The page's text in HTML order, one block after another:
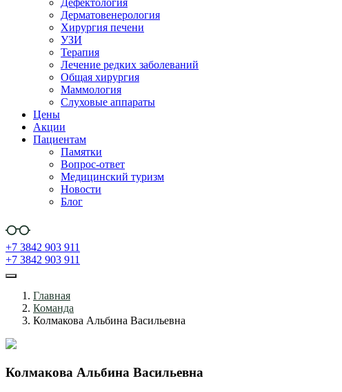
Дефектология
Дерматовенерология
Хирургия печени
УЗИ
Терапия
Лечение редких заболеваний
Общая хирургия
Маммология
Слуховые аппараты
Цены
Акции
Пациентам
Памятки
Вопрос-ответ
Медицинский туризм
Новости
Блог
+7 3842 903 911
+7 3842 903 911
Главная
Команда
Колмакова Альбина Васильевна
Колмакова Альбина Васильевна